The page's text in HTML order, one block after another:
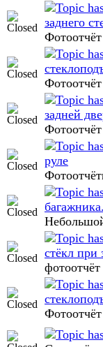
заднего
Фотоотчёт
задней
Фотоотчёт
руле
багажника.
стёкл при
Фотоотчёт